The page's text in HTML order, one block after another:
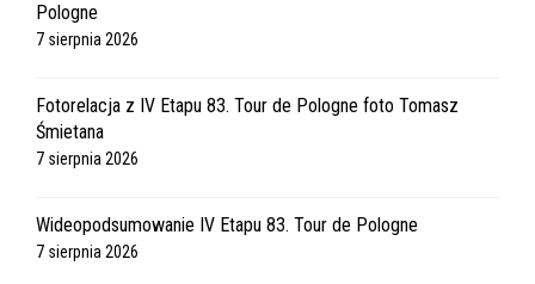
Pologne
7 sierpnia 2026
Fotorelacja z IV Etapu 83. Tour de Pologne foto Tomasz
Śmietana
7 sierpnia 2026
Wideopodsumowanie IV Etapu 83. Tour de Pologne
7 sierpnia 2026